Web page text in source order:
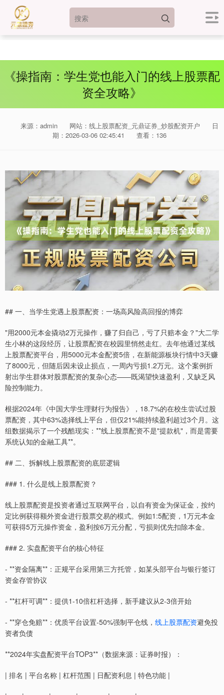
《操指南：学生党也能入门的线上股票配
资全攻略》
来源：admin 网站：线上股票配资_元鼎证券_炒股配资开户
日
期：2026-03-06 02:45:41
查看：136
## 一、当学生党遇上股票配资：一场高风险高回报的博弈
"用2000元本金撬动2万元操作，赚了归自己，亏了只赔本金？"大二学
生小林的这段经历，让股票配资在校园里悄然走红。去年他通过某线
上股票配资平台，用5000元本金配资5倍，在新能源板块行情中3天赚
了8000元，但随后因未设止损点，一周内亏损1.2万元。这个案例折
射出学生群体对股票配资的复杂心态——既渴望快速盈利，又缺乏风
险控制能力。
根据2024年《中国大学生理财行为报告》，18.7%的在校生尝试过股
票配资，其中63%选择线上平台，但仅21%能持续盈利超过3个月。这
组数据揭示了一个残酷现实：**线上股票配资不是"提款机"，而是需要
系统认知的金融工具**。
## 二、拆解线上股票配资的底层逻辑
### 1. 什么是线上股票配资？
线上股票配资是投资者通过互联网平台，以自有资金为保证金，按约
定比例获得额外资金进行股票交易的模式。例如1:5配资，1万元本金
可获得5万元操作资金，盈利按6万元分配，亏损则优先扣除本金。
### 2. 实盘配资平台的核心特征
- **资金隔离**：正规平台采用第三方托管，如某头部平台与银行签订
资金存管协议
- **杠杆可调**：提供1-10倍杠杆选择，新手建议从2-3倍开始
- **穿仓免赔**：优质平台设置-50%强制平仓线， 线上股票配资避免投
资者负债
**2024年实盘配资平台TOP3**（数据来源：证券时报）：
| 排名 | 平台名称 | 杠杆范围 | 日配资利息 | 特色功能 |